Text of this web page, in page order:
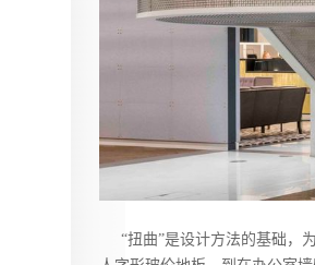
“扭曲”是设计方法的基础，